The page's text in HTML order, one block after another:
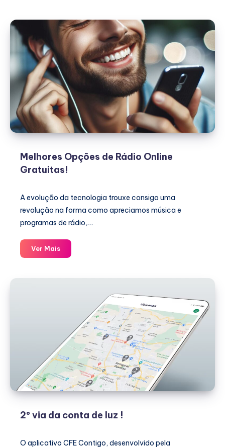
de
cabelo
Melhores Opções de Rádio Online
Gratuitas!
A evolução da tecnologia trouxe consigo uma
revolução na forma como apreciamos música e
programas de rádio,…
Ver MaisMelhores
Opções
2º via da conta de luz !
O aplicativo CFE Contigo, desenvolvido pela